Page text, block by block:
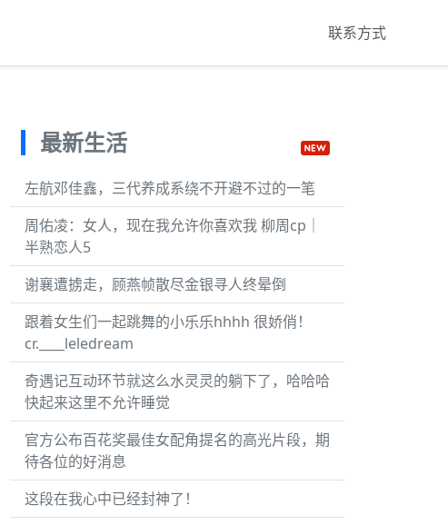
联系方式
最新生活
左航邓佳鑫，三代养成系绕不开避不过的一笔
周佑凌：女人，现在我允许你喜欢我 柳周cp｜
半熟恋人5
谢襄遭掳走，顾燕帧散尽金银寻人终晕倒
跟着女生们一起跳舞的小乐乐hhhh 很娇俏！
cr.____leledream
奇遇记互动环节就这么水灵灵的躺下了，哈哈哈
快起来这里不允许睡觉
官方公布百花奖最佳女配角提名的高光片段，期
待各位的好消息
这段在我心中已经封神了！